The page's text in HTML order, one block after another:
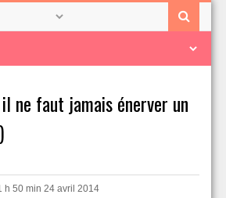
ne faut jamais énerver un
h 50 min 24 avril 2014